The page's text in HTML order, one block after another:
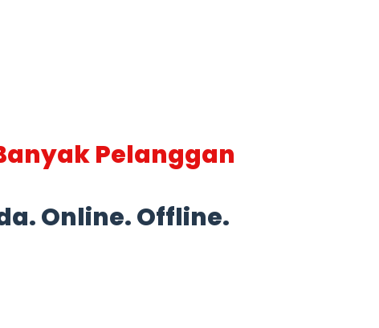
Pelanggan
Online. Offline.